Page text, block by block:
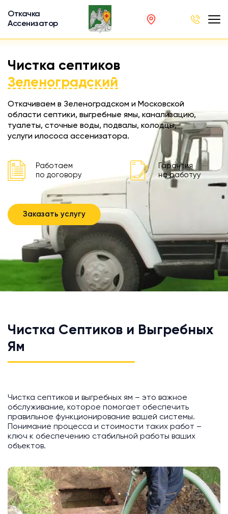
Откачка
Ассенизатор
Чистка септиков
Зеленоградский
Откачиваем в Зеленоградском и Московской
области септики, выгребные ямы, канализацию,
туалеты, сточные воды, подвалы, колодцы,
услуги илососа ассенизатора.
Работаем
по договору
Гарантия
на работуу
Заказать услугу
Чистка Септиков и Выгребных
Ям
Чистка септиков и выгребных ям – это важное
обслуживание, которое помогает обеспечить
правильное функционирование вашей системы.
Понимание процесса и стоимости таких работ –
ключ к обеспечению стабильной работы ваших
объектов.